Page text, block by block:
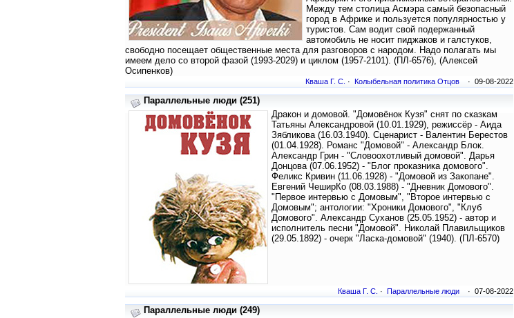
Между тем столица Асмэра самый безопасный
город в Африке и пользуется популярностью у
туристов. Сам водит свой подержанный
автомобиль не носит пиджаков и галстуков,
свободно посещает общественные места для разговоров с народом. Надо полагать мы
имеем дело со второй фазой (1993-2029) и циклом (1957-2101). (ПЛ-6576), (Алексей
Осипенков)
Кваша Г. С. · Колыбельная политика Отцов · 09-08-2022
Параллельные люди (251)
Дракон и домовой. "Домовёнок Кузя" снят по сказкам
Татьяны Александровой (10.01.1929), режиссёр - Аида
Зябликова (16.03.1940). Сценарист - Валентин Берестов
(01.04.1928). Романс "Домовой" - Александр Блок.
Александр Грин - "Словоохотливый домовой". Дарья
Донцова (07.06.1952) - "Блог проказника домового".
Феликс Кривин (11.06.1928) - "Домовой из Закопане".
Евгений ЧеширКо (08.03.1988) - "Дневник Домового".
"Первое интервью с Домовым", "Второе интервью с
Домовым"; антологии: "Хроники Домового", "Клуб
Домового". Александр Суханов (25.05.1952) - автор и
исполнитель песни "Домовой". Николай Плавильщиков
(29.05.1892) - очерк "Ласка-домовой" (1940). (ПЛ-6570)
Кваша Г. С. · Параллельные люди · 07-08-2022
Параллельные люди (249)